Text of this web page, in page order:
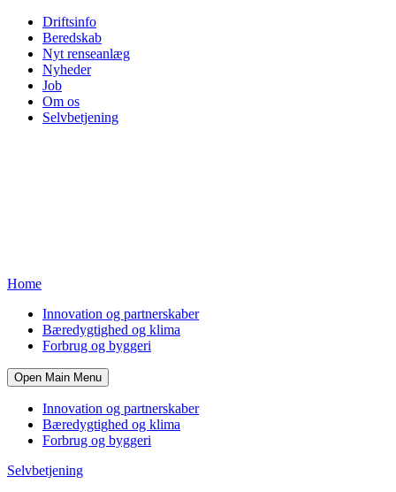
Driftsinfo
Beredskab
Nyt renseanlæg
Nyheder
Job
Om os
Selvbetjening
Home
Innovation og partnerskaber
Bæredygtighed og klima
Forbrug og byggeri
Open Main Menu
Innovation og partnerskaber
Bæredygtighed og klima
Forbrug og byggeri
Selvbetjening